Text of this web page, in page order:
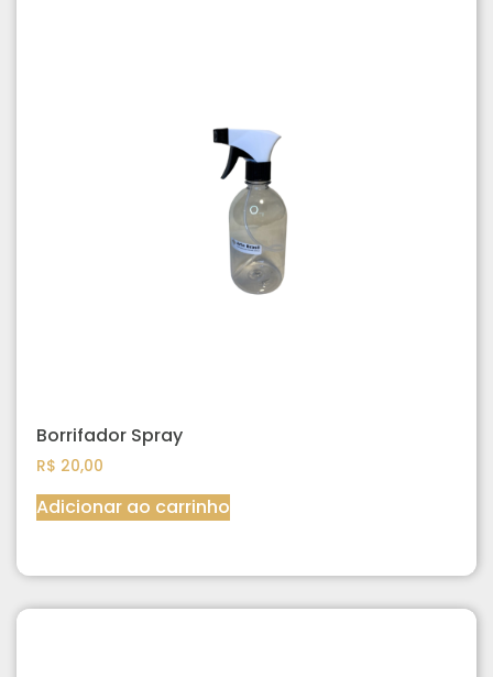
Borrifador Spray
R$ 20,00
Adicionar ao carrinho